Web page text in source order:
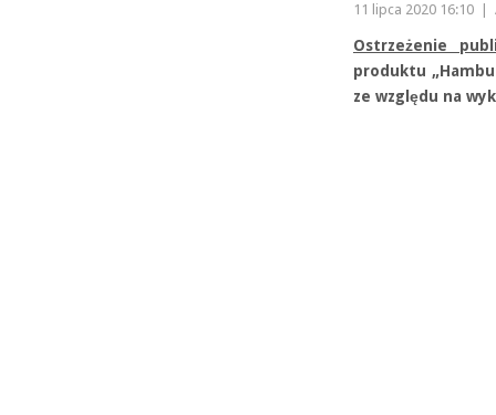
11 lipca 2020 16:10
Ostrzeżenie
produktu
ze względu na